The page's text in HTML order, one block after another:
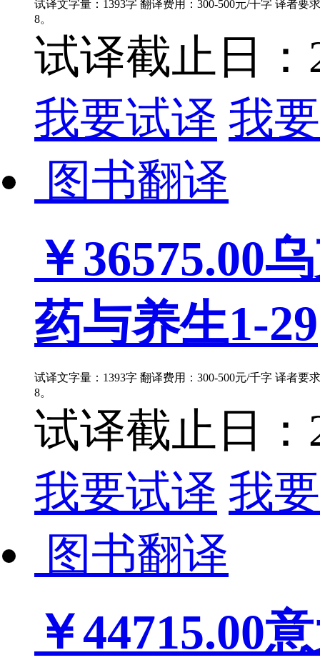
试译文字量：1393字 翻译费用：300-500元/千字 译者要
8。
试译截止日：
我要试译 我
图书翻译
￥36575.00
药与养生1-29
试译文字量：1393字 翻译费用：300-500元/千字 译者要
8。
试译截止日：
我要试译 我
图书翻译
￥44715.00